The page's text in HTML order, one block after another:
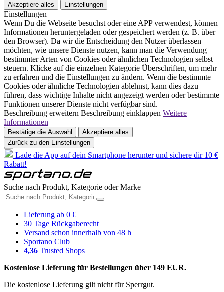
Akzeptiere alles Einstellungen
Einstellungen
Wenn Du die Webseite besuchst oder eine APP verwendest, können
Informationen heruntergeladen oder gespeichert werden (z. B. über
den Browser). Da wir die Entscheidung den Nutzer überlassen
möchten, wie unsere Dienste nutzen, kann man die Verwendung
bestimmter Arten von Cookies oder ähnlichen Technologien selbst
steuern. Klicke auf die einzelnen Kategorie Überschriften, um mehr
zu erfahren und die Einstellungen zu ändern. Wenn die bestimmte
Cookies oder ähnliche Technologien ablehnst, kann dies dazu
führen, dass wichtige Inhalte nicht angezeigt werden oder bestimmte
Funktionen unserer Dienste nicht verfügbar sind.
Beschreibung erweitern Beschreibung einklappen Weitere
Informationen
Bestätige die Auswahl
Akzeptiere alles
Zurück zu den Einstellungen
Lade die App auf dein Smartphone herunter und sichere dir 10 €
Rabatt!
Suche nach Produkt, Kategorie oder Marke
Lieferung ab 0 €
30 Tage Rückgaberecht
Versand schon innerhalb von 48 h
Sportano Club
4,36 Trusted Shops
Kostenlose Lieferung für Bestellungen über 149 EUR.
Die kostenlose Lieferung gilt nicht für Sperrgut.